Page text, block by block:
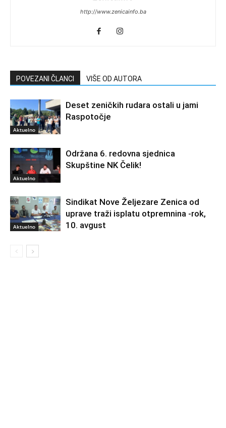
http://www.zenicainfo.ba
POVEZANI ČLANCI VIŠE OD AUTORA
Aktuelno
Deset zeničkih rudara ostali u jami
Raspotočje
Aktuelno
Održana 6. redovna sjednica
Skupštine NK Čelik!
Aktuelno
Sindikat Nove Željezare Zenica od
uprave traži isplatu otpremnina -rok,
10. avgust